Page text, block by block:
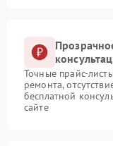
Точные прайс-
ремонта,
бесплатной
сайте